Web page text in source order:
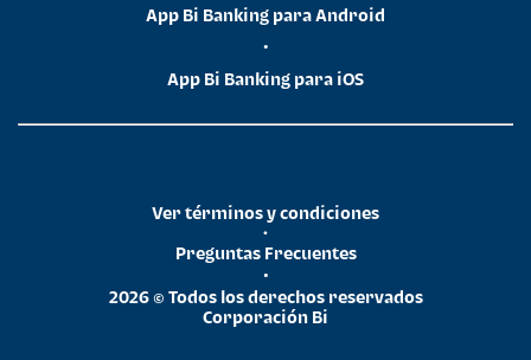
App Bi Banking para Android
•
App Bi Banking para iOS
2026 © Todos los derechos reservados
Corporación Bi
•
Preguntas Frecuentes
•
Ver términos y condiciones